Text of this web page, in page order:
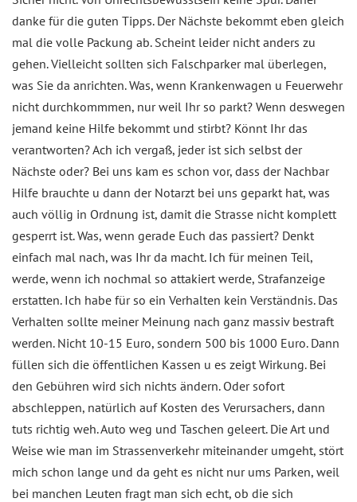
danke für die guten Tipps. Der Nächste bekommt eben gleich
mal die volle Packung ab. Scheint leider nicht anders zu
gehen. Vielleicht sollten sich Falschparker mal überlegen,
was Sie da anrichten. Was, wenn Krankenwagen u Feuerwehr
nicht durchkommmen, nur weil Ihr so parkt? Wenn deswegen
jemand keine Hilfe bekommt und stirbt? Könnt Ihr das
verantworten? Ach ich vergaß, jeder ist sich selbst der
Nächste oder? Bei uns kam es schon vor, dass der Nachbar
Hilfe brauchte u dann der Notarzt bei uns geparkt hat, was
auch völlig in Ordnung ist, damit die Strasse nicht komplett
gesperrt ist. Was, wenn gerade Euch das passiert? Denkt
einfach mal nach, was Ihr da macht. Ich für meinen Teil,
werde, wenn ich nochmal so attakiert werde, Strafanzeige
erstatten. Ich habe für so ein Verhalten kein Verständnis. Das
Verhalten sollte meiner Meinung nach ganz massiv bestraft
werden. Nicht 10-15 Euro, sondern 500 bis 1000 Euro. Dann
füllen sich die öffentlichen Kassen u es zeigt Wirkung. Bei
den Gebühren wird sich nichts ändern. Oder sofort
abschleppen, natürlich auf Kosten des Verursachers, dann
tuts richtig weh. Auto weg und Taschen geleert. Die Art und
Weise wie man im Strassenverkehr miteinander umgeht, stört
mich schon lange und da geht es nicht nur ums Parken, weil
bei manchen Leuten fragt man sich echt, ob die sich